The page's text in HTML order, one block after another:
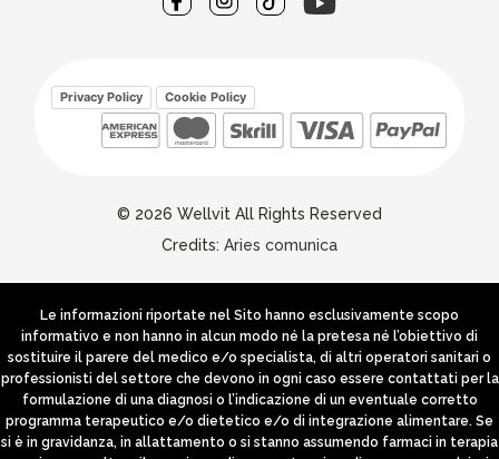
Privacy Policy Cookie Policy
© 2026 Wellvit All Rights Reserved
Credits: Aries comunica
Le informazioni riportate nel Sito hanno esclusivamente scopo
informativo e non hanno in alcun modo né la pretesa né l’obiettivo di
sostituire il parere del medico e/o specialista, di altri operatori sanitari o
professionisti del settore che devono in ogni caso essere contattati per la
formulazione di una diagnosi o l’indicazione di un eventuale corretto
programma terapeutico e/o dietetico e/o di integrazione alimentare. Se
si è in gravidanza, in allattamento o si stanno assumendo farmaci in terapia